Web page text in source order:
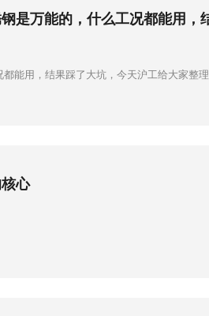
能用，结果踩了大坑，今天沪工给大家整
心